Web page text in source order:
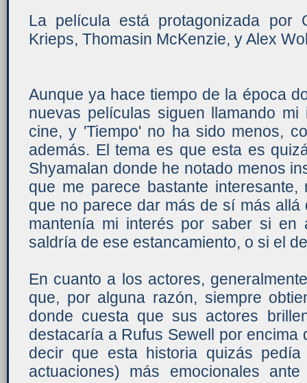
La película está protagonizada por
Krieps, Thomasin McKenzie, y Alex
Aunque ya hace tiempo de la época
nuevas películas siguen llamando
cine, y 'Tiempo' no ha sido menos,
además. El tema es que esta es
Shyamalan donde he notado menos
que me parece bastante
que no parece dar más de sí más
mantenía mi interés por saber si en
saldría de ese estancamiento, o si el
En cuanto a los actores,
que, por alguna razón, siempre
donde cuesta que sus actores
destacaría a Rufus Sewell por encima
decir que esta historia quizás
actuaciones) más emocionales